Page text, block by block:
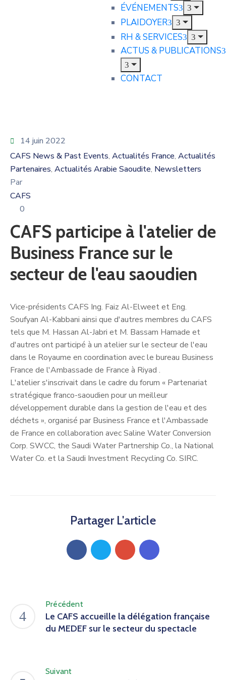
ÉVÉNEMENTS
PLAIDOYER
RH & SERVICES
ACTUS & PUBLICATIONS
CONTACT
14 juin 2022
CAFS News & Past Events‚ Actualités France‚ Actualités
Partenaires‚ Actualités Arabie Saoudite‚ Newsletters
Par
CAFS
0
CAFS participe à l'atelier de
Business France sur le
secteur de l'eau saoudien
Vice-présidents CAFS Ing. Faiz Al-Elweet et Eng.
Soufyan Al-Kabbani ainsi que d'autres membres du CAFS
tels que M. Hassan Al-Jabri et M. Bassam Hamade et
d'autres ont participé à un atelier sur le secteur de l'eau
dans le Royaume en coordination avec le bureau Business
France de l'Ambassade de France à Riyad .
L'atelier s'inscrivait dans le cadre du forum « Partenariat
stratégique franco-saoudien pour un meilleur
développement durable dans la gestion de l'eau et des
déchets », organisé par Business France et l'Ambassade
de France en collaboration avec Saline Water Conversion
Corp. SWCC, the Saudi Water Partnership Co., la National
Water Co. et la Saudi Investment Recycling Co. SIRC.
Partager L'article
Précédent
Le CAFS accueille la délégation française
du MEDEF sur le secteur du spectacle
Suivant